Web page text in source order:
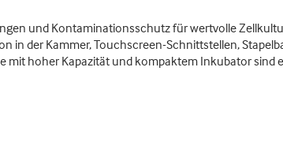
und Kontaminationsschutz für wertvolle
in der Kammer, Touchscreen-Schnittstellen,
mit hoher Kapazität und kompaktem Inkubator sind